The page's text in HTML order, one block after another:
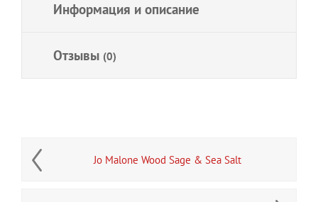
Информация и описание
Отзывы (0)
Jo Malone Wood Sage & Sea Salt